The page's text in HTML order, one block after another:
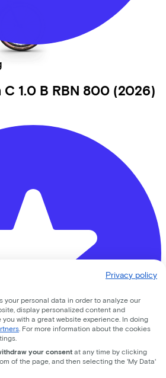
1.0 B RBN 800 (2026)
Privacy policy
your personal data in order to analyze our
display personalized content and
with a great website experience. In doing
. For more information about the cookies
your consent at any time by clicking
of the page, and then selecting the 'My Data'